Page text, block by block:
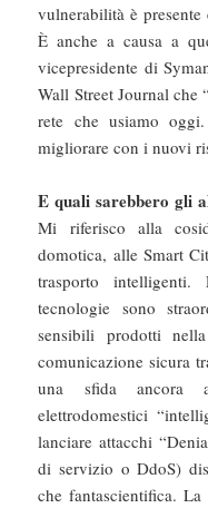
vulnerabilità è
È anche a causa a
vicepresidente di
Wall Street Journal che
rete che usiamo
migliorare con i nuovi
E quali sarebbero gli
Mi riferisco alla
domotica, alle Smart
trasporto
tecnologie sono
sensibili prodotti
comunicazione sicura
una sfida ancora
elettrodomestici
lanciare attacchi
di servizio o DdoS)
che fantascientifica.